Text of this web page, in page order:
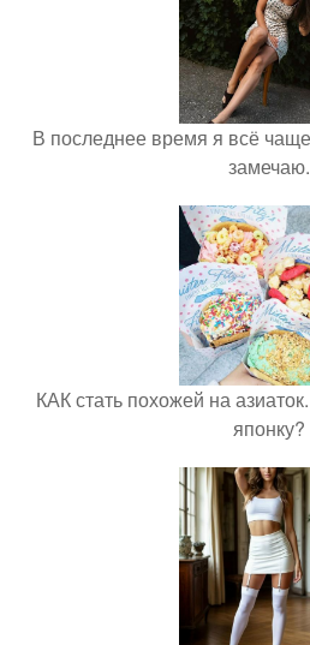
В последнее время я всё
замечаю.
КАК стать похожей на
японку?